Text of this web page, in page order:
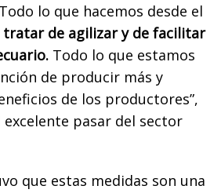
lo que hacemos desde el
tratar de agilizar y de facilitar
Todo lo que estamos
de producir más y
de los productores”,
pasar del sector
que estas medidas son una